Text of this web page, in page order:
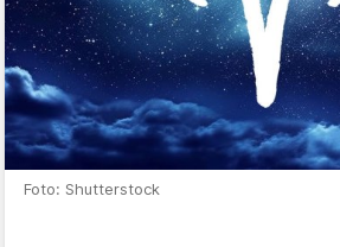
Foto: Shutterstock